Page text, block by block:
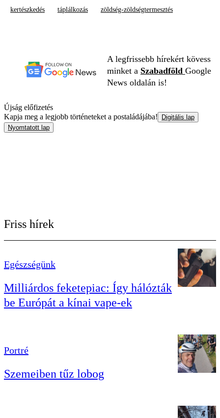
kertészkedés táplálkozás zöldség-zöldségtermesztés
A legfrissebb hírekért kövess
minket a Szabadföld Google
News oldalán is!
Újság előfizetés
Kapja meg a legjobb történeteket a postaládájába!
Digitális lap
Nyomtatott lap
Friss hírek
Egészségünk
Milliárdos feketepiac: Így hálózták
be Európát a kínai vape-ek
Portré
Szemeiben tűz lobog